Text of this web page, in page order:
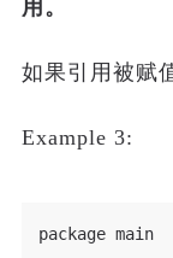
用。
如果引用被赋
Example 3:
package main